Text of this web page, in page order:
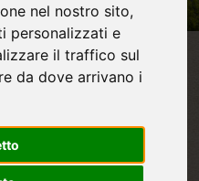
nel nostro sito,
personalizzati e
il traffico sul
da dove arrivano i
Ranui Hof